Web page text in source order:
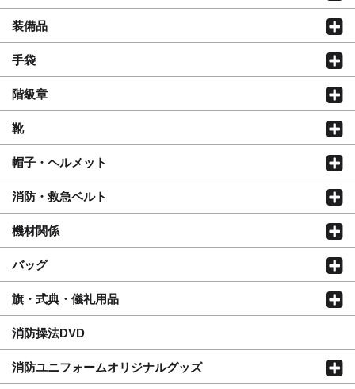
装備品
手袋
階級章
靴
帽子・ヘルメット
消防・救急ベルト
機材関係
バッグ
旗・式典・儀礼用品
消防操法DVD
消防ユニフォームオリジナルグッズ